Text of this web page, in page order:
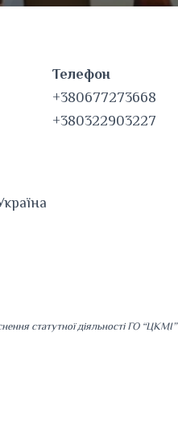
Телефон
+380677273668
+380322903227
статутної діяльності ГО “ЦКМІ”